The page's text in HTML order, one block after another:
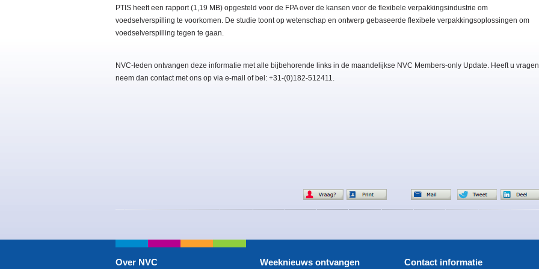
PTIS heeft een rapport (1,19 MB) opgesteld voor de FPA over de kansen voor de flexibele verpakkingsindustrie om
voedselverspilling te voorkomen. De studie toont op wetenschap en ontwerp gebaseerde flexibele verpakkingsoplossingen om
voedselverspilling tegen te gaan.
NVC-leden ontvangen deze informatie met alle bijbehorende links in de maandelijkse NVC Members-only Update. Heeft u
neem dan contact met ons op via e-mail of bel: +31-(0)182-512411.
Over NVC Weeknieuws ontvangen Contact informatie